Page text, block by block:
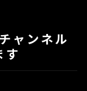
ャンネル
す